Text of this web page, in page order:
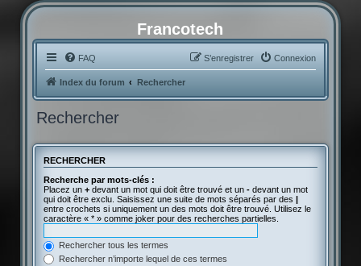
Francotech
FAQ Connexion
S’enregistrer
Index du forum Rechercher
Rechercher
RECHERCHER
Recherche par mots-clés :
Placez un +devant un mot qui doit être trouvé et un -devant un mot
qui doit être exclu. Saisissez une suite de mots séparés par des |
entre crochets si uniquement un des mots doit être trouvé. Utilisez le
caractère « * » comme joker pour des recherches partielles.
Rechercher tous les termes
Rechercher n’importe lequel de ces termes